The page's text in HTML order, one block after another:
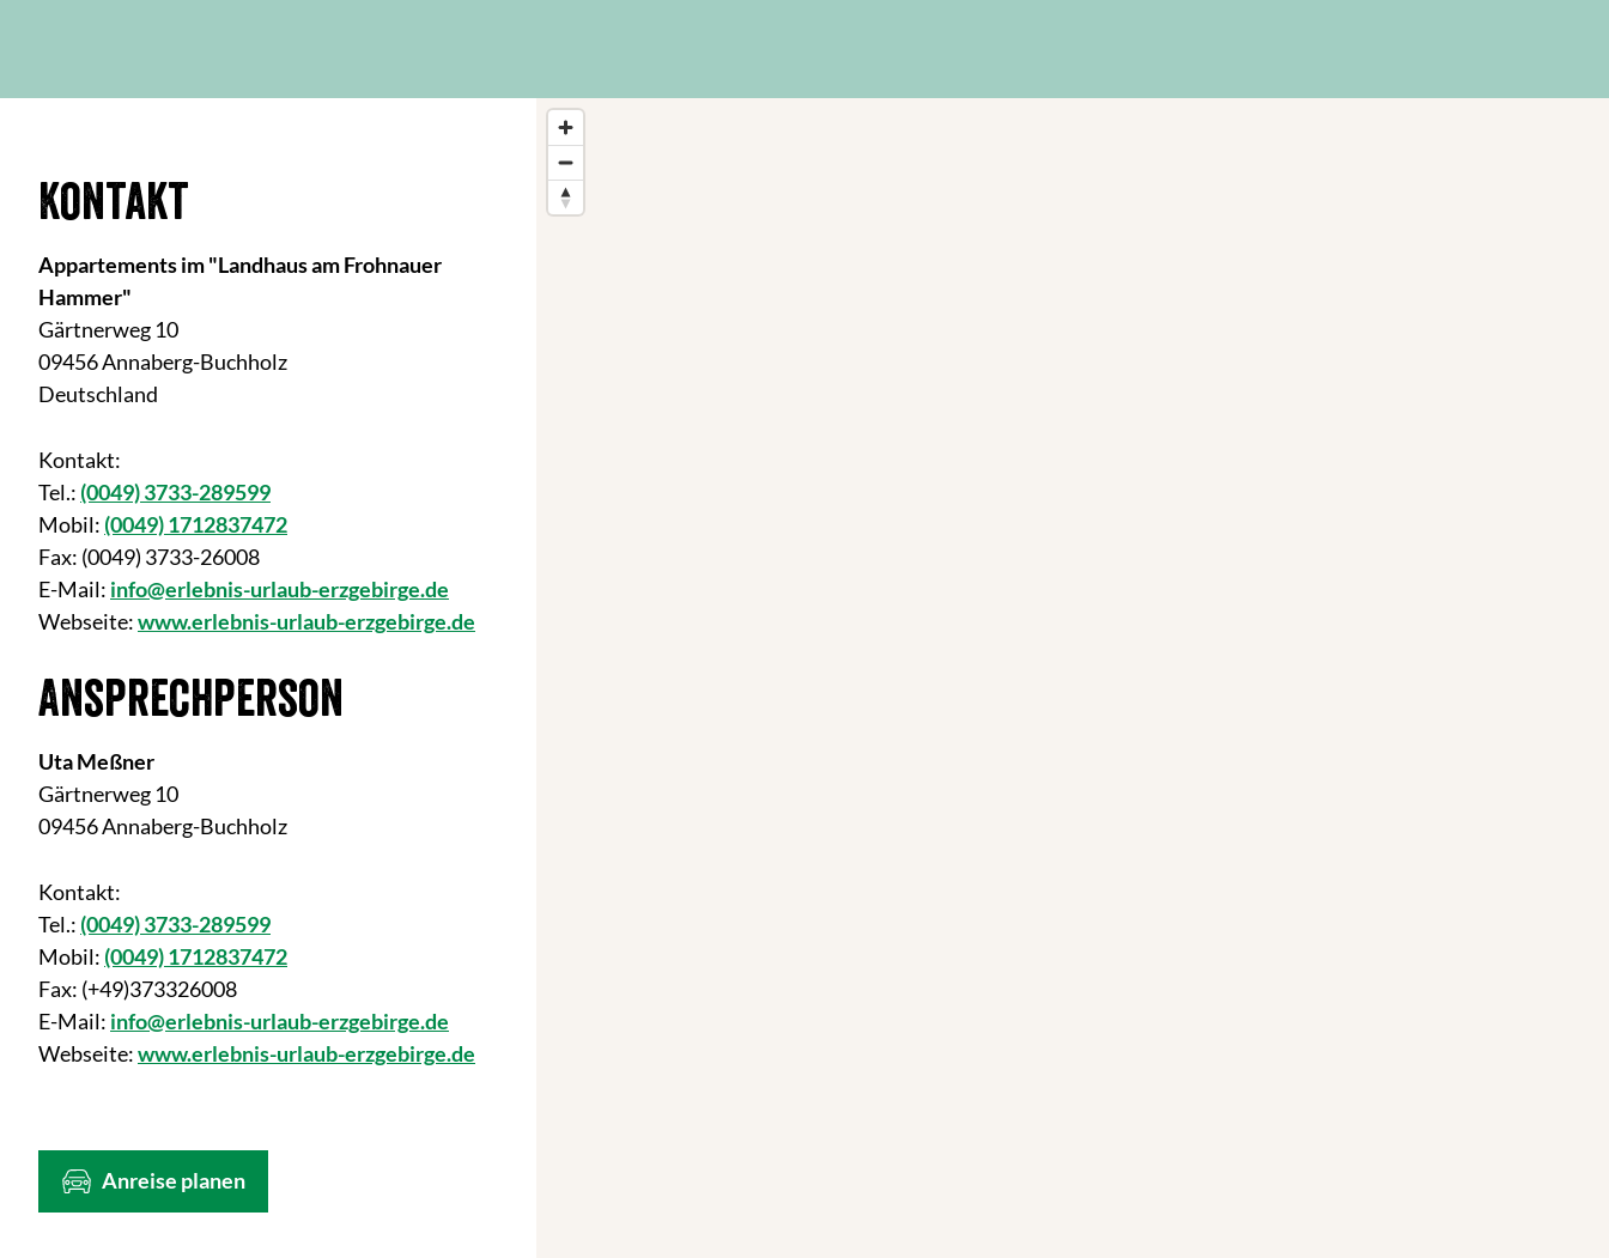
Kontakt
Appartements im "Landhaus am Frohnauer
Hammer"
Gärtnerweg 10
09456 Annaberg-Buchholz
Deutschland
Kontakt:
Tel.: (0049) 3733-289599
Mobil: (0049) 1712837472
Fax: (0049) 3733-26008
E-Mail: info@erlebnis-urlaub-erzgebirge.de
Webseite:www.erlebnis-urlaub-erzgebirge.de
Ansprechperson
Uta Meßner
Gärtnerweg 10
09456 Annaberg-Buchholz
Kontakt:
Tel.: (0049) 3733-289599
Mobil: (0049) 1712837472
Fax: (+49)373326008
E-Mail: info@erlebnis-urlaub-erzgebirge.de
Webseite:www.erlebnis-urlaub-erzgebirge.de
Anreise planen